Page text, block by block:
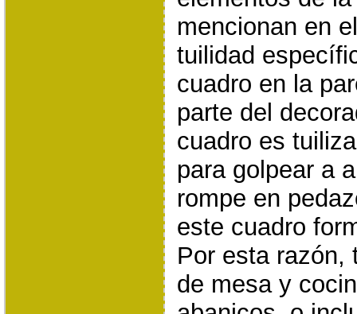
mencionan en
tuilidad
cuadro en la
parte del
cuadro es
para golpear a
rompe en
este cuadro
Por esta razón,
de mesa y